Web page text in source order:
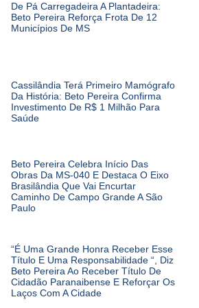
De Pá Carregadeira A Plantadeira:
Beto Pereira Reforça Frota De 12
Municípios De MS
Cassilândia Terá Primeiro Mamógrafo
Da História: Beto Pereira Confirma
Investimento De R$ 1 Milhão Para
Saúde
Beto Pereira Celebra Início Das
Obras Da MS-040 E Destaca O Eixo
Brasilândia Que Vai Encurtar
Caminho De Campo Grande A São
Paulo
“É Uma Grande Honra Receber Esse
Título E Uma Responsabilidade “, Diz
Beto Pereira Ao Receber Título De
Cidadão Paranaibense E Reforçar Os
Laços Com A Cidade